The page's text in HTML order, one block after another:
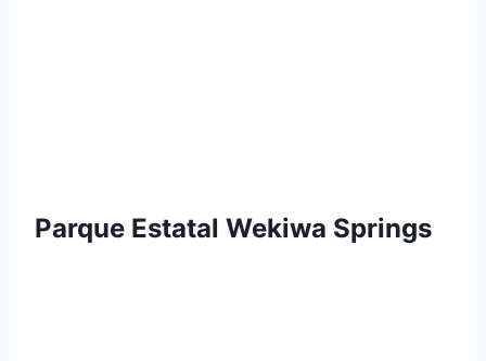
Parque Estatal Wekiwa Springs